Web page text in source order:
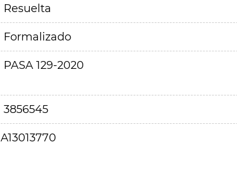
Resuelta
Formalizado
PASA 129-2020
3856545
A13013770